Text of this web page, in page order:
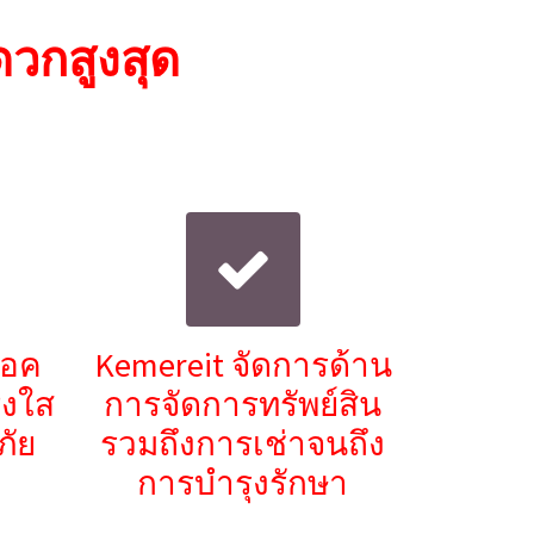
วกสูงสุด
ค
ใส
ย
Kemereit จัดการด้าน
การจัดการทรัพย์สิน
รวมถึงการเช่าจนถึง
การบำรุงรักษา